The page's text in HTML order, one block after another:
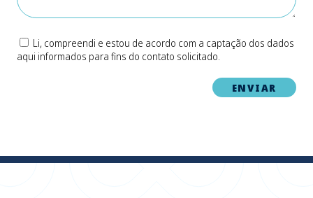
Li, compreendi e estou de acordo com a captação dos dados
aqui informados para fins do contato solicitado.